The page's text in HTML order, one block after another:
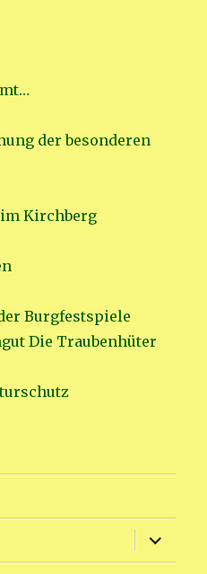
der besonderen
Kirchberg
Burgfestspiele
Die Traubenhüter